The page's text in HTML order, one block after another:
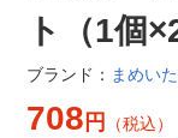
ト（1個
ブランド： まめいた
708 円 （税込）